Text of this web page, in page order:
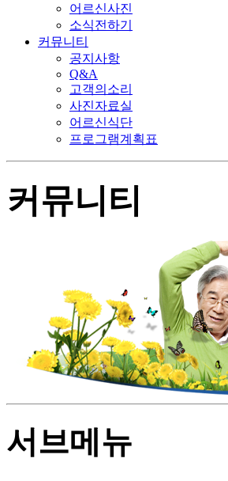
어르신사진
소식전하기
커뮤니티
공지사항
Q&A
고객의소리
사진자료실
어르신식단
프로그램계획표
커뮤니티
서브메뉴